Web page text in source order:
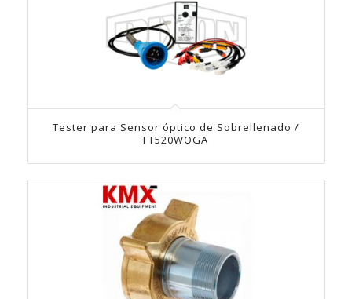
Tester para Sensor óptico de Sobrellenado /
FT520WOGA